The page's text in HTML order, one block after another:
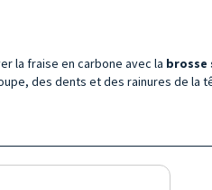
la fraise en carbone avec la brosse
des dents et des rainures de la